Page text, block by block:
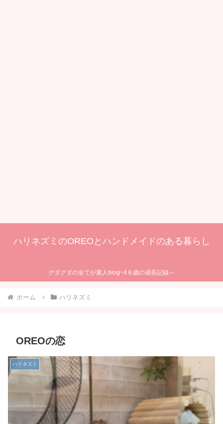
ハリネズミのOREOとハンドメイドのある暮らし
グダグダの全てが素人blog~4８歳の成長記録～
ホーム ハリネズミ
OREOの恋
ハリネズミ